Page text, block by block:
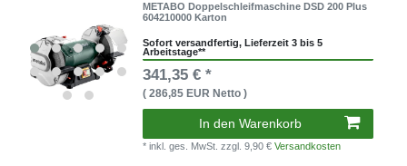
METABO Doppelschleifmaschine DSD 200 Plus
604210000 Karton
Sofort versandfertig, Lieferzeit 3 bis 5
Arbeitstage**
341,35 € *
( 286,85 EUR Netto )
In den Warenkorb
* inkl. ges. MwSt.zzgl. 9,90 €Versandkosten